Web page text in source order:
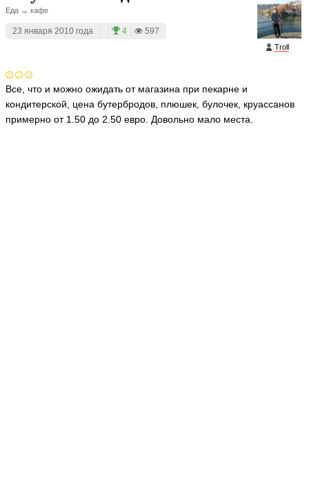
Troll
Еда → кафе
23 января 2010 года 4 597
Все, что и можно ожидать от магазина при пекарне и
кондитерской, цена бутербродов, плюшек, булочек, круассанов
примерно от 1.50 до 2.50 евро. Довольно мало места.